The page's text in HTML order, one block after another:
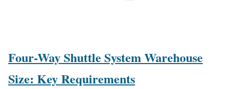
Four-Way Shuttle System Warehouse
Size: Key Requirements